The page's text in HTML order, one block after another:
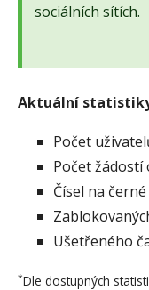
sociálních sítích.
Aktuální
Počet
Počet žádostí
Čísel na
Ušetřeného
*Dle dostupných